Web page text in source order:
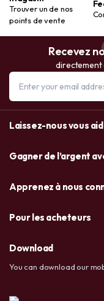
Trouver un de nos
points de vente
Recevez
directement
Laissez-nous vous
Gagner de l’argent
Apprenez à nous
Pour les acheteurs
Download
You can download our